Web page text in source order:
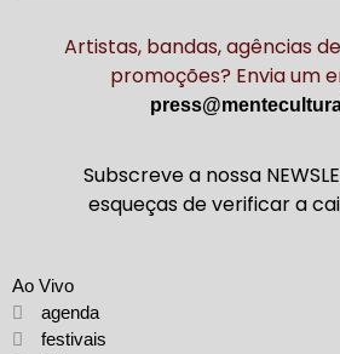
Artistas, bandas, agências
promoções? Envia um
Subscreve a nossa
esqueças de verificar a
Ao Vivo
agenda
festivais